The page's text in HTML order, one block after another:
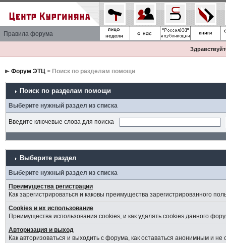
Правила форума
Форум ЭТЦ> Поиск по разделам помощи
Поиск по разделам помощи
Выберите нужный раздел из списка
Введите ключевые слова для поиска
Выберите раздел
Выберите нужный раздел из списка
Преимущества регистрации
Как зарегистрироваться и каковы преимущества зарегистрированного
Cookies и их использование
Преимущества использования cookies, и как удалять cookies данного
Авторизация и выход
Как авторизоваться и выходить с форума, как оставаться анонимным и